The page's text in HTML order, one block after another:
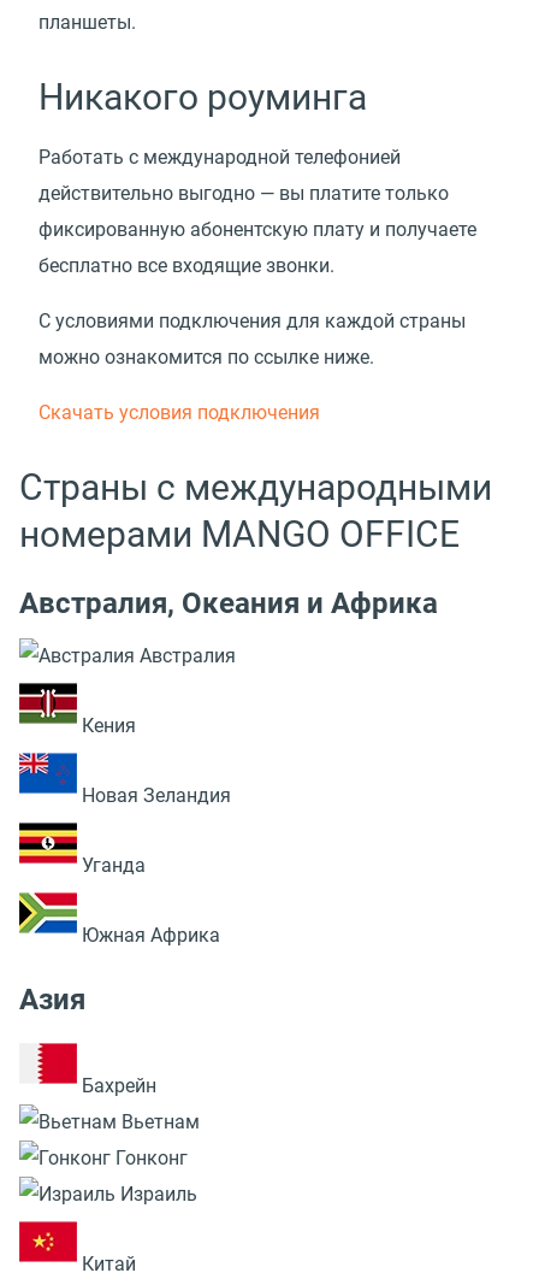
планшеты.
Никакого роуминга
Работать с международной телефонией
действительно выгодно — вы платите только
фиксированную абонентскую плату и получаете
бесплатно все входящие звонки.
С условиями подключения для каждой страны
можно ознакомится по ссылке ниже.
Скачать условия подключения
Страны с международными
номерами MANGO OFFICE
Австралия, Океания и Африка
Австралия
Кения
Новая Зеландия
Уганда
Южная Африка
Азия
Бахрейн
Вьетнам
Гонконг
Израиль
Китай